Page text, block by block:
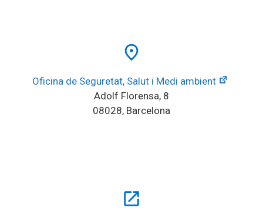
place
Oficina de Seguretat, Salut i Medi ambient
Adolf Florensa, 8
08028, Barcelona
open_in_new